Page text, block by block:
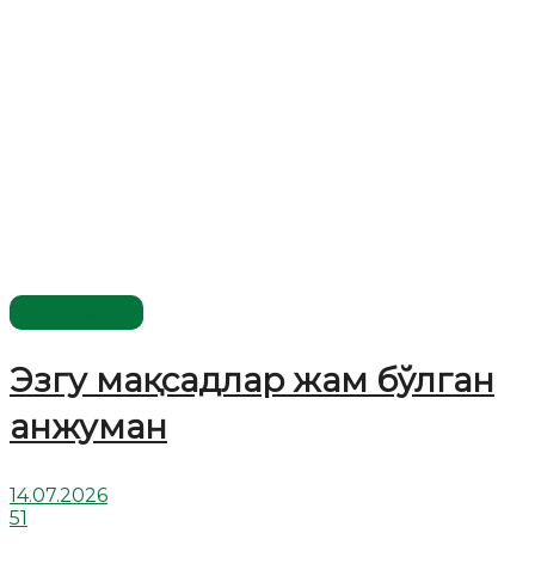
Эзгу мақсадлар жам бўлган
анжуман
14.07.2026
51